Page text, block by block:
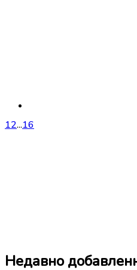
12...16
Недавно